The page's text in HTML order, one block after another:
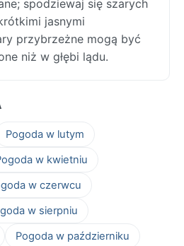
spodziewaj się szarych
jasnymi
przybrzeżne mogą być
niż w głębi lądu.
Pogoda w lutym
w kwietniu
w czerwcu
w sierpniu
Pogoda w październiku